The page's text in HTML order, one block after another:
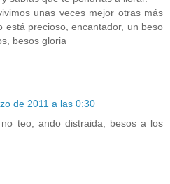
unas veces mejor otras más
está precioso, encantador, un beso
besos gloria
de 2011 a las 0:30
teo, ando distraida, besos a los